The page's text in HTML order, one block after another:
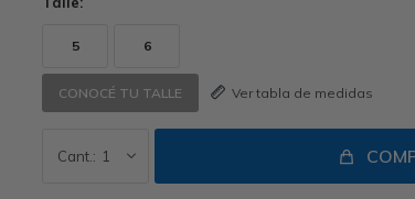
5 6
CONOCÉ TU TALLE Ver tabla de medidas
1